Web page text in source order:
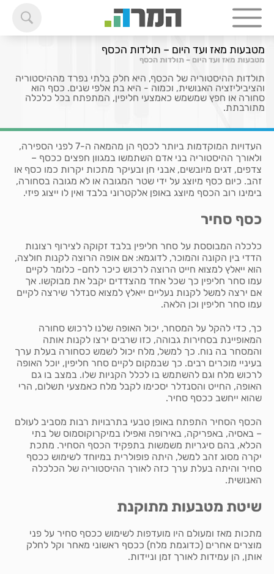
מטבעות מאז ועד היום – תולדות הכסף
מטבעות מאז ועד היום – תולדות הכסף
תולדות ההיסטוריה של הכסף, היא חלק בלתי נפרד מההיסטוריה
והציביליזציה האנושית, וכמוה - היא בת אלפי שנים. כסף הוא
סחורה או חפץ שמשמש כאמצעי חליפין, המתפתח בכל כלכלה
מתורבתת.
העדויות המוקדמות ביותר לכסף הן מהמאה ה-7 לפני הספירה,
ולאורך ההיסטוריה בני אדם השתמשו במגוון חפצים ככסף –
צדפים, דגים מיובשים, אבני חן ובעיקר מתכות יקרות כמו כסף או
זהב. כיום כסף מיוצג על ידי שטר המגובה או לא מגובה בסחורה,
בימינו רוב הכסף מיוצג באופן אלקטרוני בלבד ואין לו ייצוג פיזי.
כסף סחיר
כלכלה המבוססת על סחר חליפין בלבד זקוקה לצירוף רצונות
הדדי בין הקונה והמוכר, לדוגמא: אם אופה הרוצה לקנות חולצה,
הוא ייאלץ למצוא חייט הרוצה לרכוש כיכר לחם- כלומר לקיים
עמו סחר חליפין כך שכל אחד מהצדדים יקבל את מבוקשו. אך
אם ירצה למשל לקנות נעליים ייאלץ למצוא סנדלר שירצה לקיים
עמו סחר חליפין וכן הלאה.
כך, כדי להקל על המסחר, יכול האופה שלנו לרכוש סחורה
המאופיינת בסחירות גבוהה, כזו שרבים ירצו לקנות אותה
והמסחר בה נוח. כך למשל, מלח יכול לשמש כסחורה בעלת ערך
בעיניי מוכרים רבים. כך שבמקום לקיים סחר חליפין, יוכל האופה
לרכוש מלח וגם להשתמש בו לכלל הקניות שלו. במצב בו גם
האופה, החייט והסנדלר יסכימו לקבל מלח כאמצעי תשלום, הרי
שהוא ייחשב ככסף סחיר.
הכסף הסחיר התפתח באופן טבעי בתרבויות רבות מסביב לעולם
– באסיה, באפריקה, באירופה ואפילו במיקרוקוסמוס של בתי
הכלא, בהם סיגריות משמשות בתפקיד הכסף הסחיר. מתכת
יקרה מסוג זהב למשל, היתה פופולרית במיוחד לשימוש ככסף
סחיר והיתה בעלת ערך כזה לאורך ההיסטוריה של הכלכלה
האנושית.
שיטת מטבעות מתוקנת
מתכות מאז ומעולם היו מועדפות לשימוש ככסף סחיר על פני
מוצרים אחרים (כדוגמת מלח) ככסף ראשוני מאחר וקל לחלק
אותן, הן עמידות לאורך זמן וניידות.